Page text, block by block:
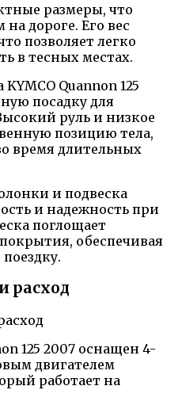
размеры, что
дороге. Его вес
позволяет легко
в тесных местах.
Quannon 125
посадку для
руль и низкое
позицию тела,
время длительных
и подвеска
и надежность при
поглощает
обеспечивая
расход
125 2007 оснащен 4-
двигателем
работает на